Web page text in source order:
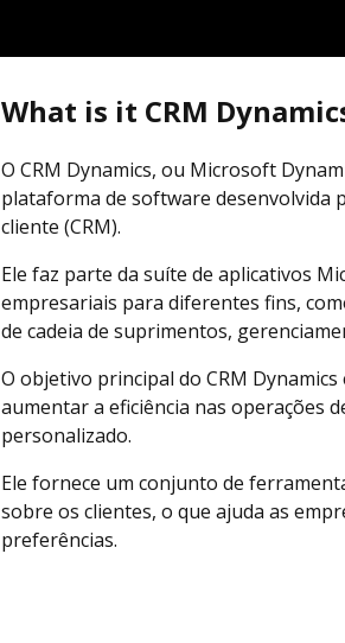
What is it CRM
O CRM Dynamics, ou Microsoft
plataforma de software desenvolvida
cliente (CRM).
Ele faz parte da suíte de aplicativos
empresariais para diferentes fins,
de cadeia de suprimentos,
O objetivo principal do CRM
aumentar a eficiência nas operações
personalizado.
Ele fornece um conjunto de
sobre os clientes, o que ajuda as
preferências.